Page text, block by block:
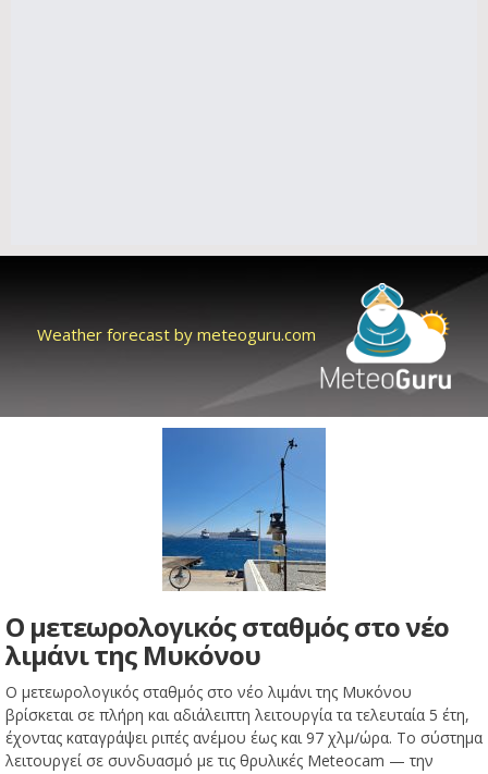
Weather forecast by meteoguru.com
Ο μετεωρολογικός σταθμός στο νέο
λιμάνι της Μυκόνου
Ο μετεωρολογικός σταθμός στο νέο λιμάνι της Μυκόνου
βρίσκεται σε πλήρη και αδιάλειπτη λειτουργία τα τελευταία 5 έτη,
έχοντας καταγράψει ριπές ανέμου έως και 97 χλμ/ώρα. Το σύστημα
λειτουργεί σε συνδυασμό με τις θρυλικές Meteocam — την